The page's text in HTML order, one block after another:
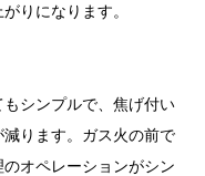
りになります。
シンプルで、焦げ付い
ります。ガス火の前で
オペレーションがシン